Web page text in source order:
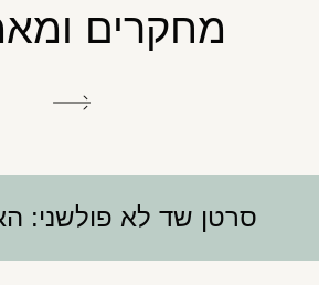
מחקרים
סרטן שד לא פולשני: